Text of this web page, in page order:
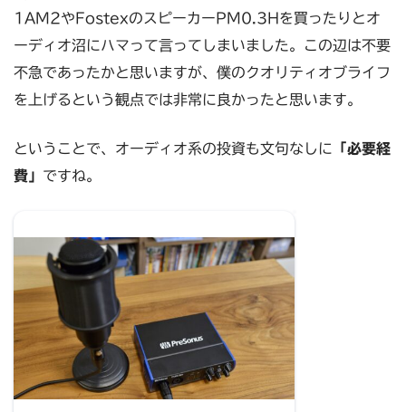
1AM2やFostexのスピーカーPM0.3Hを買ったりとオ
ーディオ沼にハマって言ってしまいました。この辺は不要
不急であったかと思いますが、僕のクオリティオブライフ
を上げるという観点では非常に良かったと思います。
ということで、オーディオ系の投資も文句なしに 「必要経
費」 ですね。